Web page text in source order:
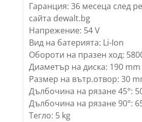
Гаранция: 36 месеца след
сайта dewalt.bg
Напрежение: 54 V
Вид на батерията: Li-Ion
Обороти на празен ход:
Диаметър на диска: 190 mm
Размер на вътр.отвор: 30
Дълбочина на рязане 45°:
Дълбочина на рязане 90°:
Тегло: 5 kg